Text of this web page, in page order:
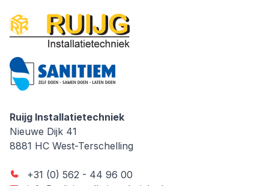
Ruijg Installatietechniek
Ruijg Installatietechniek
Nieuwe Dijk 41
8881 HC West-Terschelling
+31 (0) 562 - 44 96 00